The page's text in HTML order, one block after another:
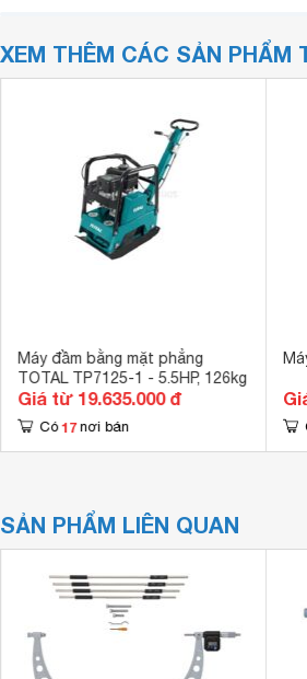
XEM THÊM CÁC SẢN
Máy đầm bằng mặt phẳng
TOTAL TP7125-1 - 5.5HP, 126kg
Giá từ 19.635.000 đ
Có 17 nơi bán
SẢN PHẨM LIÊN QUAN